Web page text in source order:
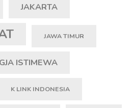
JAKARTA
JAWA TIMUR
ISTIMEWA
K LINK INDONESIA